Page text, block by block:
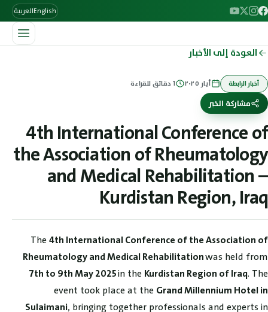
Englishالعربية
العودة إلى الأخبار
أخبار الرابطة أيار ٢٠٢٥ 1 دقائق للقراءة
مشاركة الخبر
4th International Conference of
the Association of Rheumatology
and Medical Rehabilitation –
Kurdistan Region, Iraq
The4th International Conference of the Association of
Rheumatology and Medical Rehabilitationwas held from
7th to 9th May 2025in the Kurdistan Region of Iraq. The
event took place at the Grand Millennium Hotel in
Sulaimani, bringing together professionals and experts in